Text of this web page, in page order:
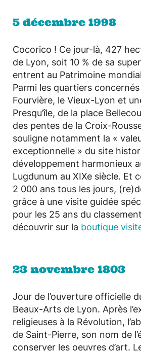
5 décembre 1998
Cocorico ! Ce jour-là, 427
de Lyon, soit 10 % de sa
entrent au Patrimoine
Parmi les quartiers
Fourvière, le Vieux-Lyon et
Presqu’île, de la place
des pentes de la Croix-
souligne notamment la «
exceptionnelle » du site
développement harmonieux
Lugdunum au XIXe siècle. Et
2 000 ans tous les jours,
grâce à une visite guidée
pour les 25 ans du
découvrir sur la boutique
23 novembre 1803
Jour de l’ouverture officielle
Beaux-Arts de Lyon. Après
religieuses à la Révolution,
de Saint-Pierre, son nom de
conserver les oeuvres d’art.